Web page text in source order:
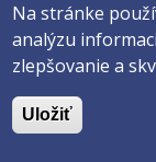
Copyright ©2026
Created by
Na stránke
analýzu
zlepšovanie a
Uložiť